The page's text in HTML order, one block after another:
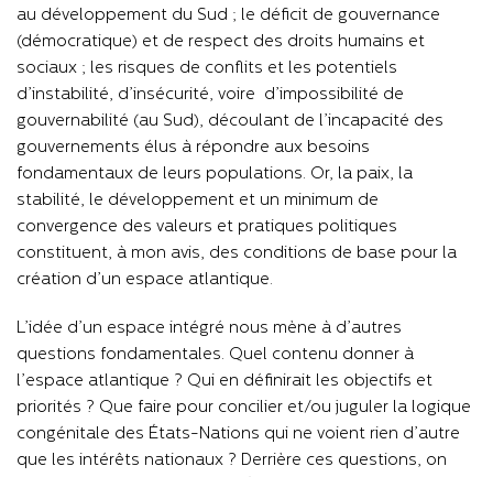
au développement du Sud ; le déficit de gouvernance
(démocratique) et de respect des droits humains et
sociaux ; les risques de conflits et les potentiels
d’instabilité, d’insécurité, voire d’impossibilité de
gouvernabilité (au Sud), découlant de l’incapacité des
gouvernements élus à répondre aux besoins
fondamentaux de leurs populations. Or, la paix, la
stabilité, le développement et un minimum de
convergence des valeurs et pratiques politiques
constituent, à mon avis, des conditions de base pour la
création d’un espace atlantique.
L’idée d’un espace intégré nous mène à d’autres
questions fondamentales. Quel contenu donner à
l’espace atlantique ? Qui en définirait les objectifs et
priorités ? Que faire pour concilier et/ou juguler la logique
congénitale des États-Nations qui ne voient rien d’autre
que les intérêts nationaux ? Derrière ces questions, on